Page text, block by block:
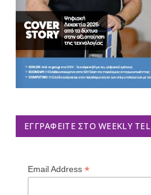
ΕΓΓΡΑΦΕΊΤΕ ΣΤΟ WEEKLY
Email Address *